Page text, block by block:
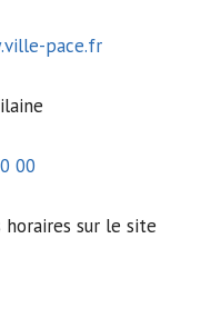
pace.fr
00
horaires sur le site